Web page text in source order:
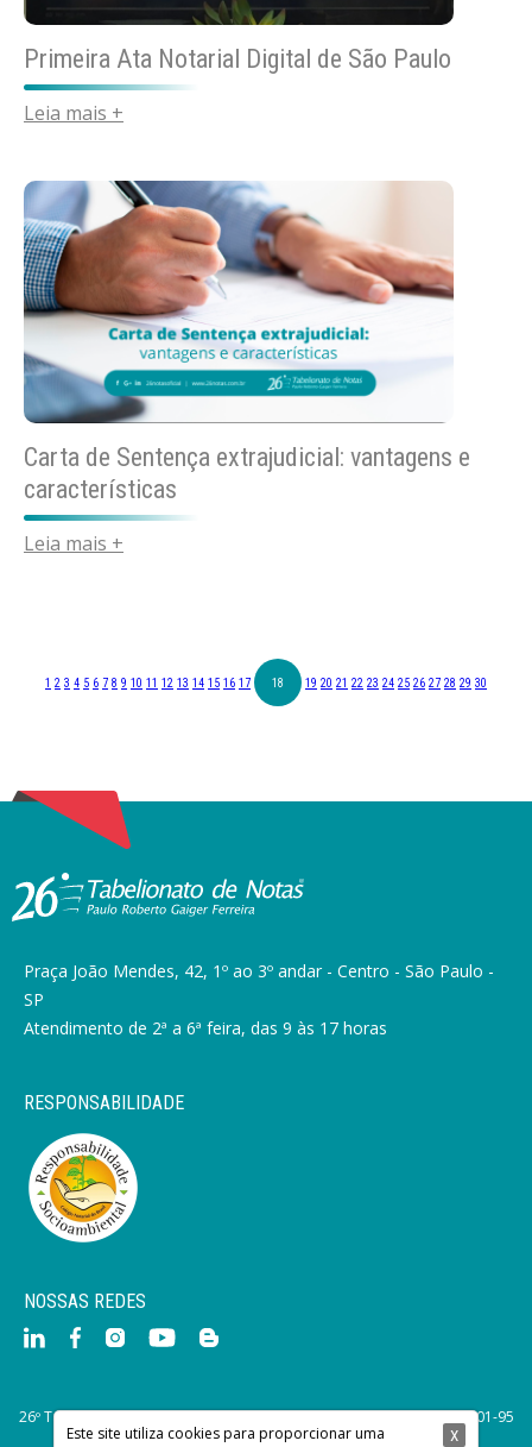
Primeira Ata Notarial Digital de São Paulo
Leia mais +
Carta de Sentença extrajudicial: vantagens e
características
Leia mais +
1 2 3 4 5 6 7 8 9 10 11 12 13 14 15 16 17 18 19 20 21 22 23 24 25 26 27 28 29 30
Praça João Mendes, 42, 1º ao 3º andar - Centro - São Paulo -
SP
Atendimento de 2ª a 6ª feira, das 9 às 17 horas
RESPONSABILIDADE
NOSSAS REDES
26º Tabelionato de Notas de São Paulo. © 2015 CNPJ: 45.588.233/0001-95
Desde 1964. Todos os direitos reservados.
Este site utiliza cookies para proporcionar uma
X